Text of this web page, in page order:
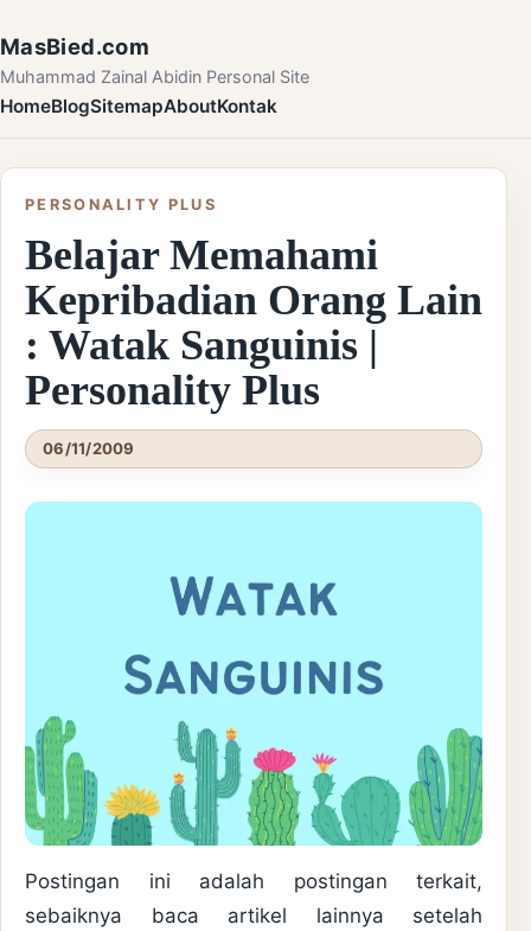
MasBied.com
Muhammad Zainal Abidin Personal Site
HomeBlogSitemapAboutKontak
PERSONALITY PLUS
Belajar Memahami
Kepribadian Orang Lain
: Watak Sanguinis |
Personality Plus
06/11/2009
Postingan ini adalah postingan terkait,
sebaiknya baca artikel lainnya setelah